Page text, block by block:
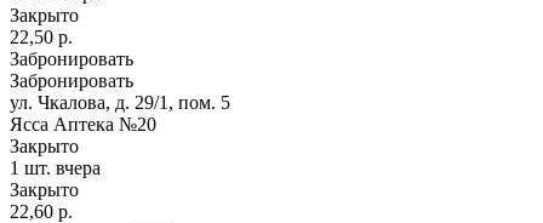
Закрыто
22,50 р.
Забронировать
Забронировать
ул. Чкалова, д. 29/1, пом. 5
Ясса Аптека №20
Закрыто
1 шт. вчера
Закрыто
22,60 р.